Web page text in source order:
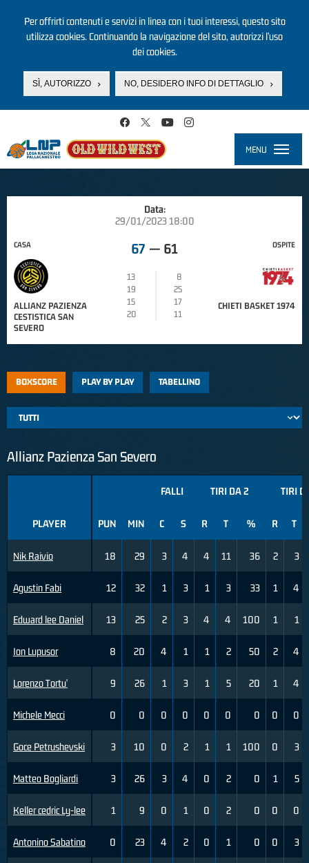
Per offrirti contenuti e servizi in linea con i tuoi interessi, questo sito
utilizza cookies. Continuando la navigazione del sito, autorizzi l’uso
dei cookies.
SÌ, AUTORIZZO NO, DESIDERO INFO DI DETTAGLIO
MENU
Data:
29/01/2023 18:00
CASA
ALLIANZ PAZIENZA
CESTISTICA SAN
SEVERO
67 — 61
13
8
19
25
15
17
20
11
OSPITE
CHIETI BASKET 1974
BOXSCORE PLAY BY PLAY TABELLINO
Allianz Pazienza San Severo
PLAYER
Nik Raivio
Agustin Fabi
Edward lee Daniel
Ion Lupusor
Lorenzo Tortu'
Michele Mecci
Goce Petrushevski
Matteo Bogliardi
Keller cedric Ly-lee
Antonino Sabatino
FALLI TIRI DA 2 TIRI
PUN MIN C S R T % R T
18 29 3 4 4 11 36 2 3
12 32 1 3 1 3 33 1 4
13 25 2 3 4 4 100 1 1
8 20 4 1 1 2 50 2 4
9 26 1 3 1 5 20 1 4
0 0 0 0 0 0 0 0 0
3 10 0 2 1 1 100 0 3
3 26 3 4 0 2 0 1 5
1 9 0 1 0 2 0 0 0
0 23 4 2 0 1 0 0 3